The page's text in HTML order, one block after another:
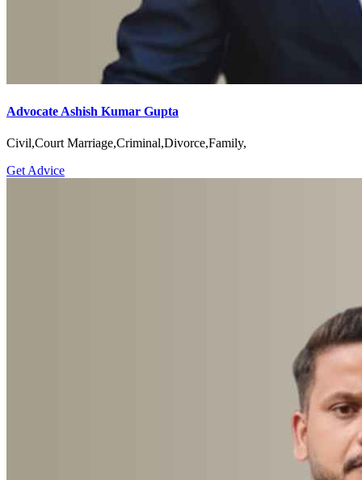
Advocate Ashish Kumar Gupta
Civil,Court Marriage,Criminal,Divorce,Family,
Get Advice